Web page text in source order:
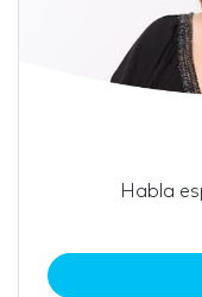
Habla